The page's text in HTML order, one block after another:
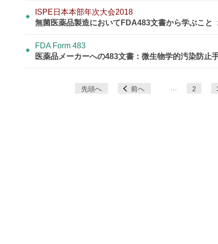
ISPE日本本部年次大会2018
無菌医薬品製造においてFDA483文書から学ぶこと
FDA Form 483
医薬品メーカーへの483文書：微生物学的汚染防止
先頭へ 前へ 2